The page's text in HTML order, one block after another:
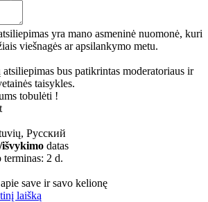
yra mano asmeninė nuomonė, kuri
viešnagės ar apsilankymo metu.
bus patikrintas moderatoriaus ir
taisykles.
tobulėti !
Русский
datas
2 d.
save ir savo kelionę
laišką